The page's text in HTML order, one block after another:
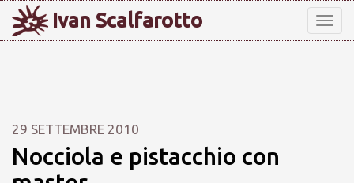
Ivan Scalfarotto
29 SETTEMBRE 2010
Nocciola e pistacchio con